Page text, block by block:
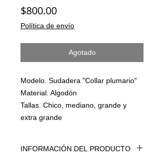
$800.00Precio
Política de envío
Agotado
Modelo. Sudadera "Collar plumario"
Material. Algodón
Tallas. Chico, mediano, grande y
extra grande
INFORMACIÓN DEL PRODUCTO